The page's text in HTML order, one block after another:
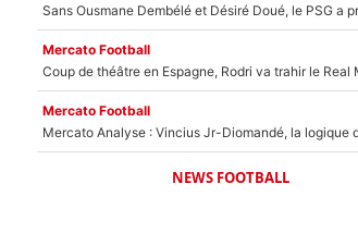
Mercato Football
Mercato Football
NEWS FOOTBALL